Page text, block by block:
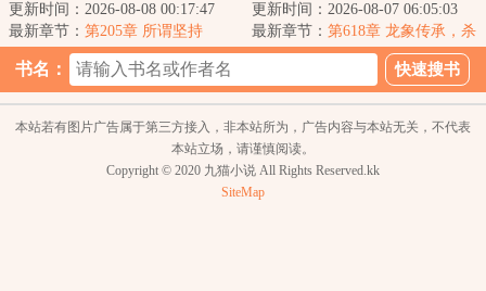
【神兽】，神兽掌【天地权
柄】。有的【兽】...
更新时间：2026-08-08 00:17:47
最新章节： 第205章 所谓坚持
彩，可宰杀！】【日更k以上，不
曾间断！】-----...
更新时间：2026-08-07 06:05:03
最新章节： 第618章 龙象传承，杀
伐果断《求月票！》
书名：
本站若有图片广告属于第三方接入，非本站所为，广告内容与本站无关，不代表
本站立场，请谨慎阅读。
Copyright © 2020 九猫小说 All Rights Reserved.kk
SiteMap